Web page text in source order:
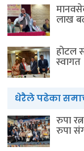
लाख
होटल
स्वागत
धेरैले पढेका
रुपा
रुपा